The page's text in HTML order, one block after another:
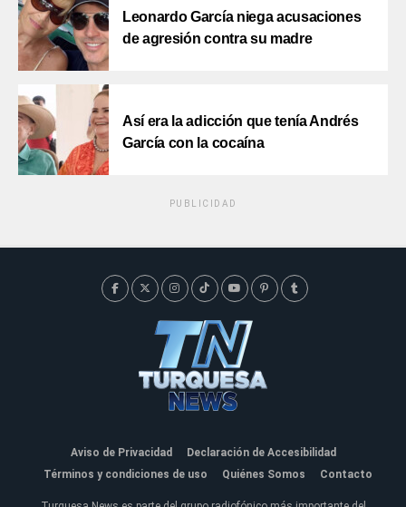
Leonardo García niega acusaciones
de agresión contra su madre
Así era la adicción que tenía Andrés
García con la cocaína
PUBLICIDAD
Aviso de Privacidad
Declaración de Accesibilidad
Términos y condiciones de uso
Quiénes Somos Contacto